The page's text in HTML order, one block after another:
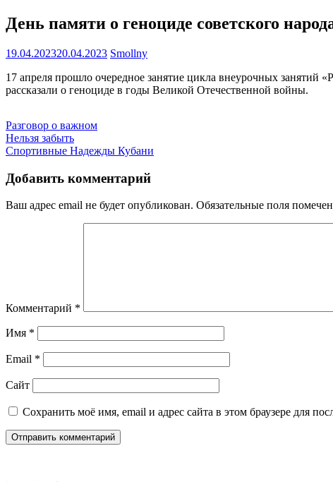
День памяти о геноциде советского
19.04.202320.04.2023 Smollny
17 апреля прошло очередное занятие цикла внеурочных занятий
рассказали о геноциде в годы Великой Отечественной войны.
Разговор о важном
Навигация
по
записям
Нельзя забыть
Спортивные Надежды Кубани
Добавить комментарий
Ваш адрес email не будет опубликован. Обязательные поля
Комментарий *
Имя *
Email *
Сайт
Сохранить моё имя, email и адрес сайта в этом браузере для